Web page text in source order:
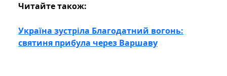
Читайте також:
Україна зустріла Благодатний вогонь:
святиня прибула через Варшаву